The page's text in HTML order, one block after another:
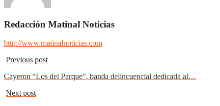
Redacción Matinal Noticias
http://www.matinalnoticias.com
Previous post
Cayeron “Los del Parque”, banda delincuencial dedicada al…
Next post